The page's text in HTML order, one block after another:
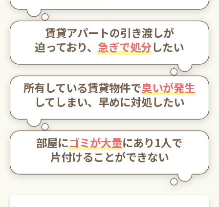
0120-20-1349
受付 8:30～17:30
無料・24時間受付
Webで無料見積りする
賃貸アパートの引き渡しが
迫っており、 急ぎで処分したい
所有している賃貸物件で臭いが発生
してしまい、 早めに対処したい
部屋にゴミが大量にあり1人で
片付けることができない